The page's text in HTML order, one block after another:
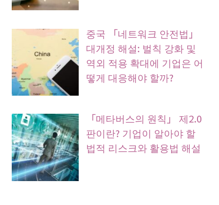
중국 「네트워크 안전법」
대개정 해설: 벌칙 강화 및
역외 적용 확대에 기업은 어
떻게 대응해야 할까?
「메타버스의 원칙」 제2.0
판이란? 기업이 알아야 할
법적 리스크와 활용법 해설